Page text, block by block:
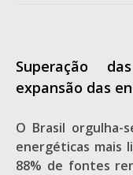
Superação
expansão das
O Brasil orgulha-
energéticas mais
88% de fontes